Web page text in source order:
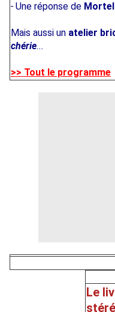
- Une réponse de
Mais aussi un atelier
chérie...
>> Tout le programme
Le